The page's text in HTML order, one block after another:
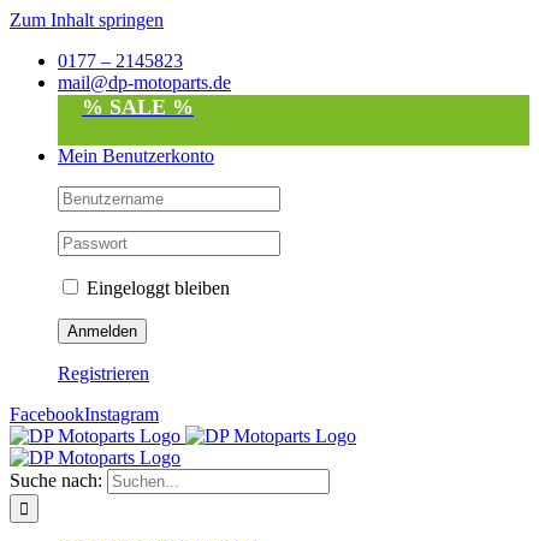
Zum Inhalt springen
0177 – 2145823
mail@dp-motoparts.de
% SALE %
Mein Benutzerkonto
Eingeloggt bleiben
Registrieren
FacebookInstagram
Suche nach: